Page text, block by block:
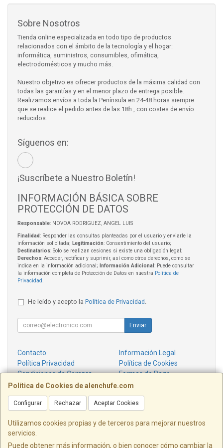
Política de Cookies de alenchufe.com
Configurar Rechazar Aceptar Cookies
Utilizamos cookies propias y de terceros para mejorar nuestros
servicios.
Puede obtener más información, o bien conocer cómo cambiar la
Sobre Nosotros
Tienda online especializada en todo tipo de productos
relacionados con el ámbito de la tecnología y el hogar:
informática, suministros, consumibles, ofimática,
electrodomésticos y mucho más.
Nuestro objetivo es ofrecer productos de la máxima calidad con
todas las garantías y en el menor plazo de entrega posible.
Realizamos envíos a toda la Península en 24-48 horas siempre
que se realice el pedido antes de las 18h., con costes de envío
reducidos.
Síguenos en:
¡Suscríbete a Nuestro Boletín!
INFORMACIÓN BÁSICA SOBRE
PROTECCIÓN DE DATOS
Responsable: NOVOA RODRIGUEZ, ANGEL LUIS
Finalidad: Responder las consultas planteadas por el usuario y enviarle la
información solicitada; Legitimación: Consentimiento del usuario;
Destinatarios: Solo se realizan cesiones si existe una obligación legal;
Derechos: Acceder, rectificar y suprimir, así como otros derechos, como se
indica en la información adicional;
Información Adicional : Puede consultar
la información completa de Protección de Datos en nuestra Política de
Privacidad .
He leído y acepto la Política de Privacidad .
Enviar
Contacto
Información Legal
Política Privacidad
Política de Cookies
Condiciones de Compra
Formas de Pago
¿Quienes Somos?
Contacto
info@alenchufe.com